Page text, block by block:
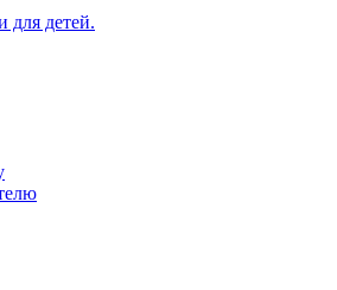
для детей.